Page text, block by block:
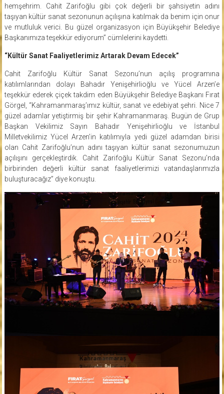
hemşehrim. Cahit Zarifoğlu gibi çok değerli bir şahsiyetin adını
taşıyan kültür sanat sezonunun açılışına katılmak da benim için onur
ve mutluluk verici. Bu güzel organizasyon için Büyükşehir Belediye
Başkanımıza teşekkür ediyorum” cümlelerini kaydetti.
“Kültür Sanat Faaliyetlerimiz Artarak Devam Edecek”
Cahit Zarifoğlu Kültür Sanat Sezonu’nun açılış programına
katılımlarından dolayı Bahadır Yenişehirlioğlu ve Yücel Arzen’e
teşekkür ederek çiçek takdim eden Büyükşehir Belediye Başkanı Fırat
Görgel, “Kahramanmaraş’ımız kültür, sanat ve edebiyat şehri. Nice 7
güzel adamlar yetiştirmiş bir şehir Kahramanmaraş. Bugün de Grup
Başkan Vekilimiz Sayın Bahadır Yenişehirlioğlu ve İstanbul
Milletvekilimiz Yücel Arzen’in katılımıyla yedi güzel adamdan birisi
olan Cahit Zarifoğlu’nun adını taşıyan kültür sanat sezonumuzun
açılışını gerçekleştirdik. Cahit Zarifoğlu Kültür Sanat Sezonu’nda
birbirinden değerli kültür sanat faaliyetlerimizi vatandaşlarımızla
buluşturacağız” diye konuştu.